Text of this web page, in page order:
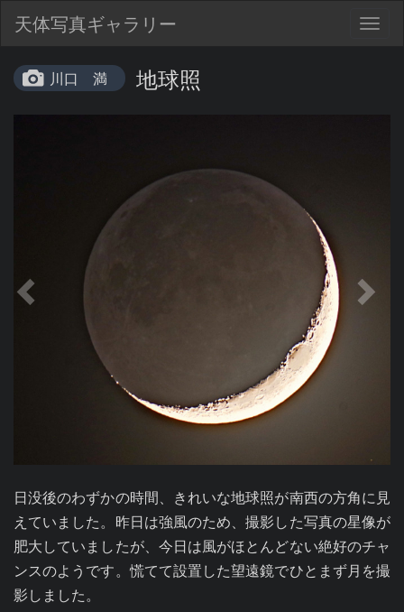
天体写真ギャラリー
川口 満 地球照
日没後のわずかの時間、きれいな地球照が南西の方角に見
えていました。昨日は強風のため、撮影した写真の星像が
肥大していましたが、今日は風がほとんどない絶好のチャ
ンスのようです。慌てて設置した望遠鏡でひとまず月を撮
影しました。